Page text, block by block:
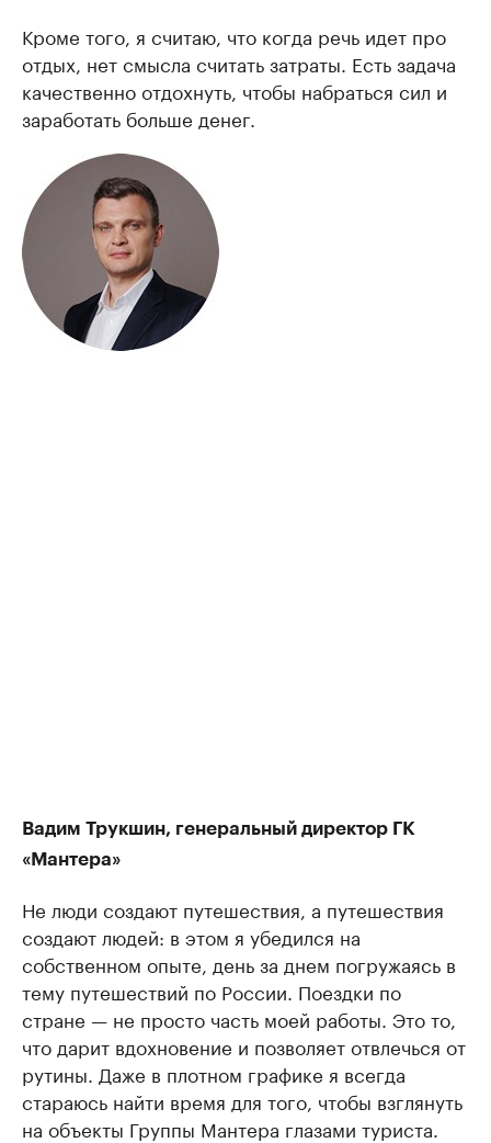
Кроме того, я считаю, что когда речь идет про
отдых, нет смысла считать затраты. Есть задача
качественно отдохнуть, чтобы набраться сил и
заработать больше денег.
Вадим Трукшин, генеральный директор ГК
«Мантера»
Не люди создают путешествия, а путешествия
создают людей: в этом я убедился на
собственном опыте, день за днем погружаясь в
тему путешествий по России. Поездки по
стране — не просто часть моей работы. Это то,
что дарит вдохновение и позволяет отвлечься от
рутины. Даже в плотном графике я всегда
стараюсь найти время для того, чтобы взглянуть
на объекты Группы Мантера глазами туриста.